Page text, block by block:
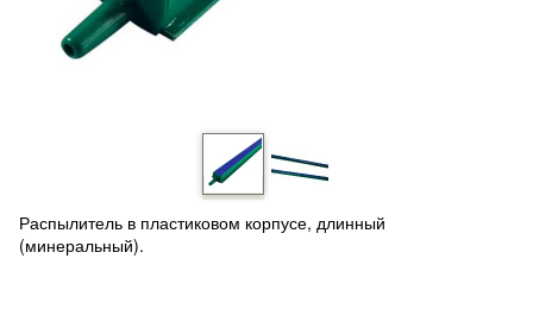
Распылитель в пластиковом корпусе, длинный
(минеральный).